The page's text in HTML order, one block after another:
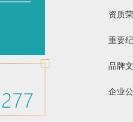
资质
重要
品牌
企业